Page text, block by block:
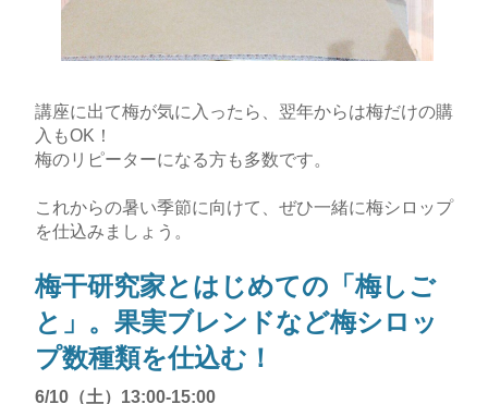
講座に出て梅が気に入ったら、翌年からは梅だけの購
入もOK！
梅のリピーターになる方も多数です。
これからの暑い季節に向けて、ぜひ一緒に梅シロップ
を仕込みましょう。
梅干研究家とはじめての「梅しご
と」。果実ブレンドなど梅シロッ
プ数種類を仕込む！
6/10（土）13:00-15:00